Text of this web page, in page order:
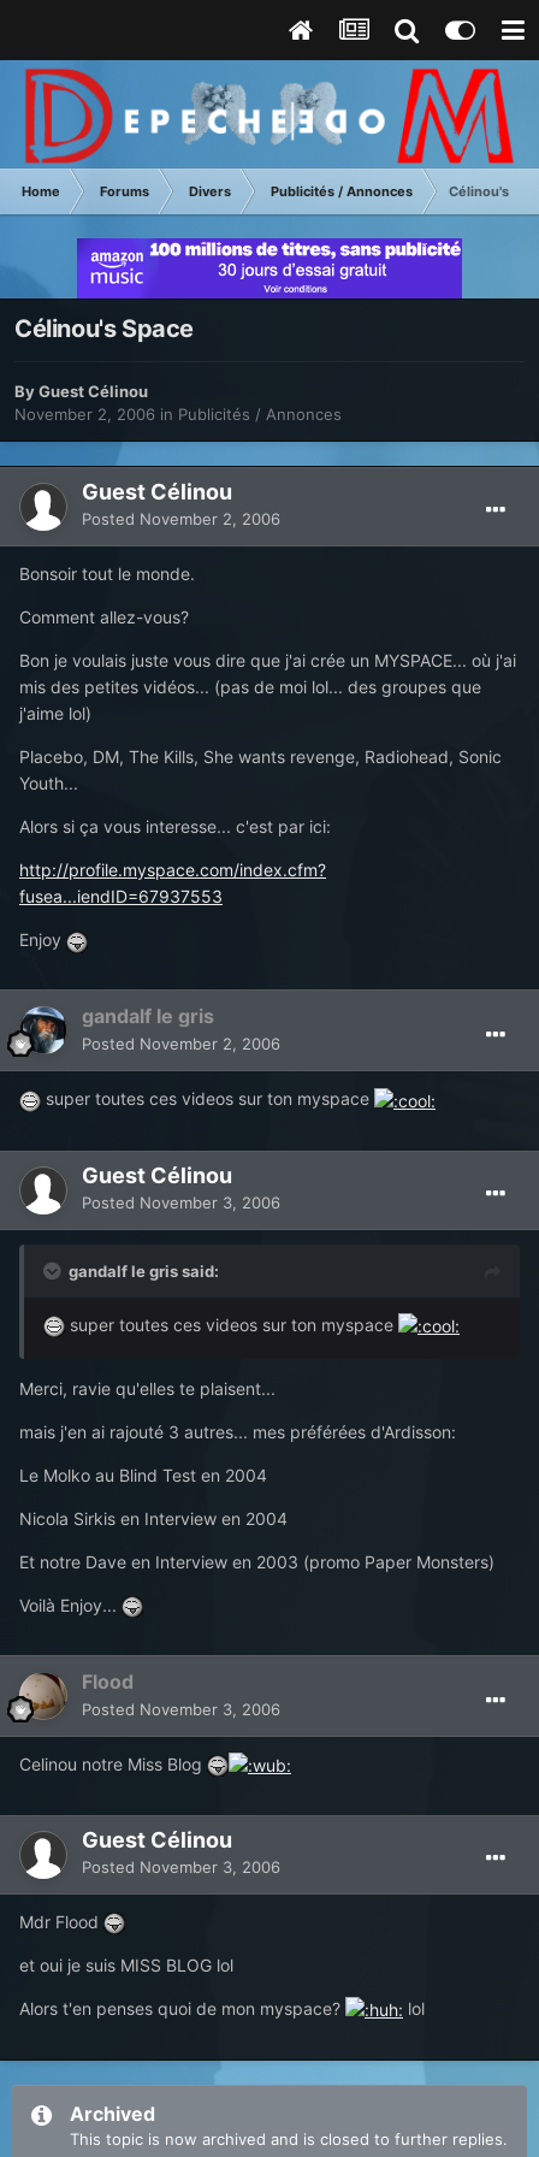
Home Forums Divers Publicités / Annonces Célinou's
Célinou's Space
By Guest Célinou
November 2, 2006 in Publicités / Annonces
Guest Célinou
Posted November 2, 2006
Bonsoir tout le monde.
Comment allez-vous?
Bon je voulais juste vous dire que j'ai crée un MYSPACE... où j'ai
mis des petites vidéos... (pas de moi lol... des groupes que
j'aime lol)
Placebo, DM, The Kills, She wants revenge, Radiohead, Sonic
Youth...
Alors si ça vous interesse... c'est par ici:
http://profile.myspace.com/index.cfm?
fusea...iendID=67937553
Enjoy
gandalf le gris
Posted November 2, 2006
super toutes ces videos sur ton myspace
Guest Célinou
Posted November 3, 2006
gandalf le gris said:
super toutes ces videos sur ton myspace
Merci, ravie qu'elles te plaisent...
mais j'en ai rajouté 3 autres... mes préférées d'Ardisson:
Le Molko au Blind Test en 2004
Nicola Sirkis en Interview en 2004
Et notre Dave en Interview en 2003 (promo Paper Monsters)
Voilà Enjoy...
Flood
Posted November 3, 2006
Celinou notre Miss Blog
Guest Célinou
Posted November 3, 2006
Mdr Flood
et oui je suis MISS BLOG lol
Alors t'en penses quoi de mon myspace? lol
Archived
This topic is now archived and is closed to further replies.